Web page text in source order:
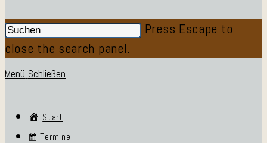
Press Escape to
close the search panel.
Menü Schließen
Start
Termine